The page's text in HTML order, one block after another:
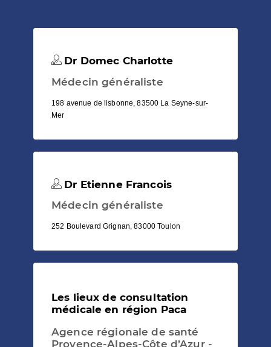
Dr Domec Charlotte
Médecin généraliste
198 avenue de lisbonne, 83500 La Seyne-sur-
Mer
Dr Etienne Francois
Médecin généraliste
252 Boulevard Grignan, 83000 Toulon
Les lieux de consultation
médicale en région Paca
Agence régionale de santé
Provence-Alpes-Côte d’Azur -